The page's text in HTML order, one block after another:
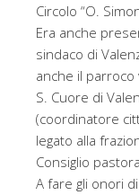
Circolo “O.
Era anche
sindaco di
anche il parroco
S. Cuore di
(coordinatore
legato alla
Consiglio
A fare gli onori di